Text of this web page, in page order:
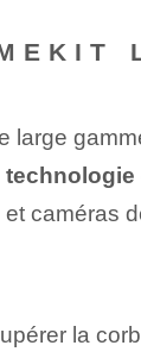
caméras
la